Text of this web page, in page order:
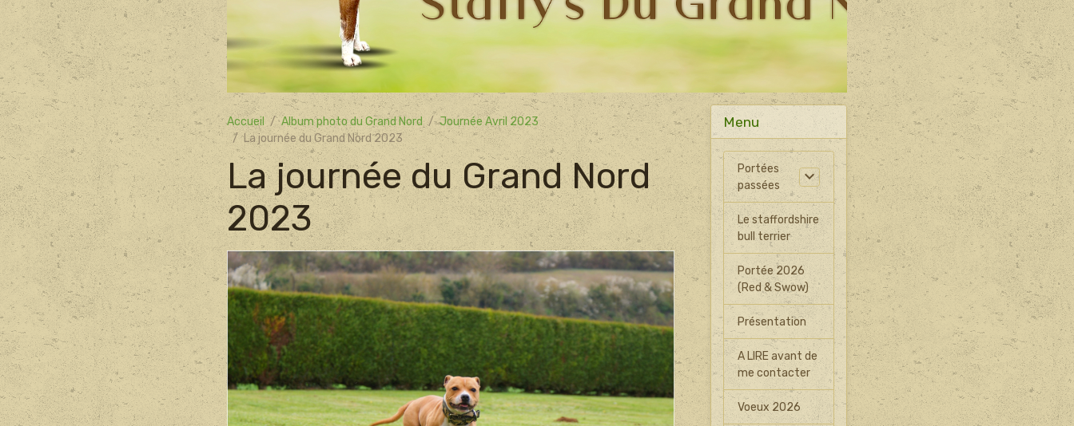
Accueil Album photo du Grand Nord
Journée Avril 2023
La journée du Grand Nord 2023
La journée du Grand Nord
2023
Menu
Portées
passées
Le staffordshire
bull terrier
Portée 2026
(Red & Swow)
Présentation
A LIRE avant de
me contacter
Voeux 2026